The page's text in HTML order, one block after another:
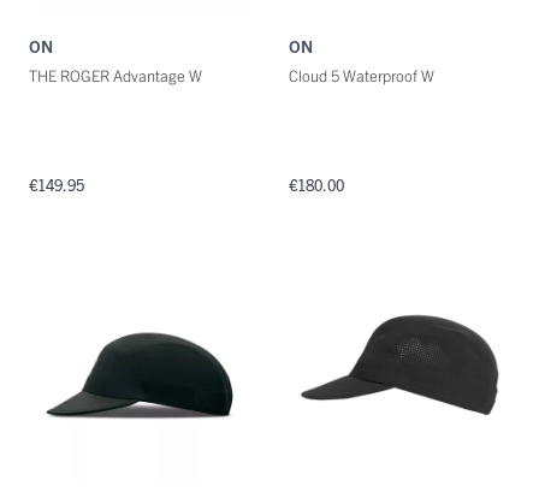
ON
THE ROGER Advantage W
€149.95
ON
Cloud 5 Waterproof W
€180.00